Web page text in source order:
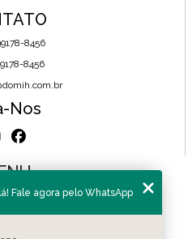
8456
8456
Nos
Fale agora pelo WhatsApp